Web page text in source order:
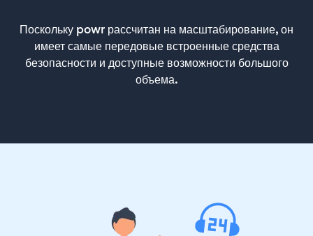
Поскольку powr рассчитан на масштабирование, он
имеет самые передовые встроенные средства
безопасности и доступные возможности большого
объема.